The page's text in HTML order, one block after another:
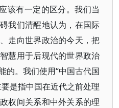
该有一定的区分。我们当
我们清醒地认为，在国际
走向世界政治的今天，把
慧用于后现代的世界政治
的。我们使用“中国古代国
是指中国在近代之前处理
权间关系和中外关系的理